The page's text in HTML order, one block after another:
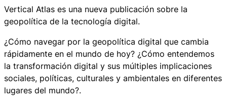
Vertical Atlas es una nueva publicación sobre la
geopolítica de la tecnología digital.
¿Cómo navegar por la geopolítica digital que cambia
rápidamente en el mundo de hoy? ¿Cómo entendemos
la transformación digital y sus múltiples implicaciones
sociales, políticas, culturales y ambientales en diferentes
lugares del mundo?.